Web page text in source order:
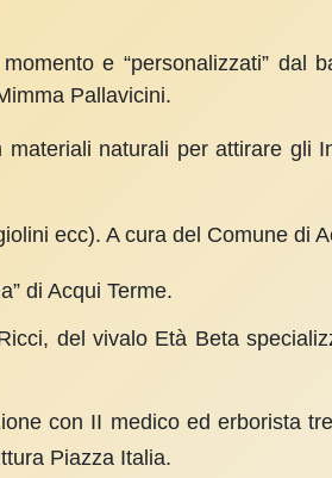
e “personalizzati” dal
Pallavicini.
naturali per attirare gli
ecc). A cura del Comune di
di Acqui Terme.
del vivalo Età Beta
con II medico ed erborista
Piazza Italia.